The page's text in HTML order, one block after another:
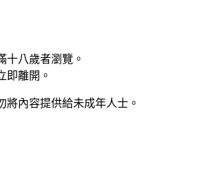
十八歲者瀏覽。
即離開。
將內容提供給未成年人士。